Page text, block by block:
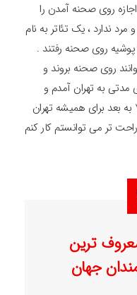
روی صحنه آمدن را
ندارد ، یک تئاتر به نام
پوشیه روی صحنه رفتند .
روی صحنه بروند و
ادامه دهیم . اواخر سال 68 برای مدتی به تهران آمدم و
دوباره به شاهرود برگشتم . اما از سال 74 به بعد برای همیشه تهران
تر می توانستم کار کنم
ترین
جهان